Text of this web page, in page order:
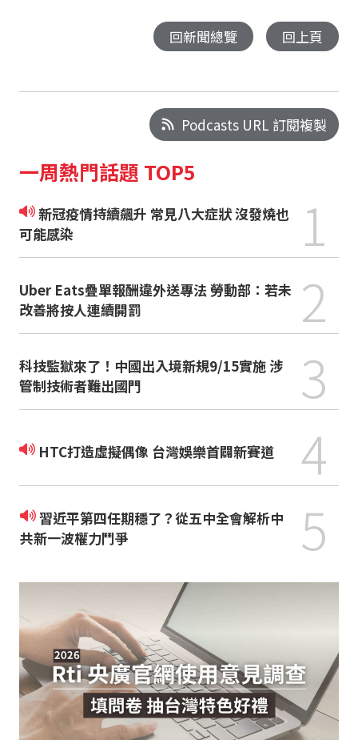
回新聞總覽 回上頁
Podcasts URL 訂閱複製
一周熱門話題 TOP5
新冠疫情持續飆升 常見八大症狀 沒發燒也
可能感染
1
Uber Eats疊單報酬違外送專法 勞動部：若未
改善將按人連續開罰
2
科技監獄來了！中國出入境新規9/15實施 涉
管制技術者難出國門
3
HTC打造虛擬偶像 台灣娛樂首闢新賽道 4
習近平第四任期穩了？從五中全會解析中
共新一波權力鬥爭
5